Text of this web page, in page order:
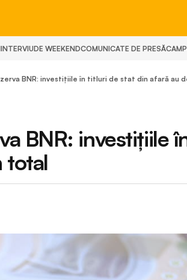
INTERVIUDE WEEKENDCOMUNICATE DE PRESĂ
BNR: investiţiile în titluri de stat din afară au
BNR: investiţiile
total